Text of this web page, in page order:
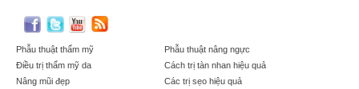
Phẫu thuật thẩm mỹ
Điều trị thẩm mỹ da
Nâng mũi đẹp
Phẫu thuật nâng ngực
Cách trị tàn nhan hiệu quả
Các trị sẹo hiệu quả